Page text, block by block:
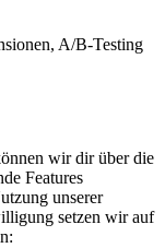
A/B-Testing
wir dir über die
Features
unserer
setzen wir auf